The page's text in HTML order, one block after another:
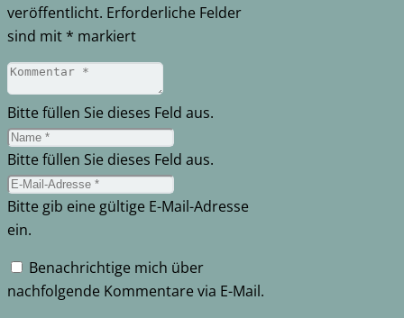
veröffentlicht. Erforderliche Felder
sind mit * markiert
Bitte füllen Sie dieses Feld aus.
Bitte füllen Sie dieses Feld aus.
Bitte gib eine gültige E-Mail-Adresse
ein.
Benachrichtige mich über
nachfolgende Kommentare via E-Mail.